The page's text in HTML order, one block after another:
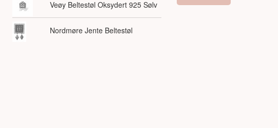
Veøy Beltestøl Oksydert 925 Sølv
Nordmøre Jente Beltestøl